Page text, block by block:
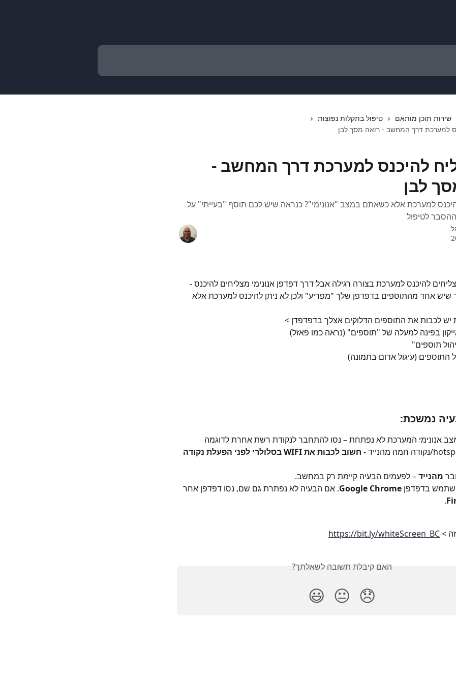
שירות תוכן מותאם
טיפול בתקלות נפוצות
למערכת דרך המחשב - רואה מסך לבן
להיכנס למערכת דרך המחשב -
לבן
למערכת אלא כשאתם במצב "אנונימי"? כנראה שיש לכם תוסף "בעייתי" על
לטיפול
להיכנס למערכת בצורה רגילה אבל דרך דפדפן אנונימי מצליחים להיכנס -
שיש אחד מהתוספים בדפדפן שלך "מפריע" ולכן לא ניתן להיכנס למערכת אלא
יש לכבות את התוספים הדלוקים אצלך בדפדפדן >
נמשכת:
אנונימי המערכת לא נפתחת – נסו להתחבר לנקודת רשת אחרת לדוגמה
חשוב לכבות את WIFI בסלולרי לפני הפעלת נקודה
מהנייד – לפעמים הבעיה קיימת רק במחשב.
בדפדפן Google Chrome. אם הבעיה לא נפתרת גם שם, נסו דפדפן אחר
.
>
https://bit.ly/whiteScreen_BC
האם קיבלת תשובה לשאלתך?
😞
😐
😃